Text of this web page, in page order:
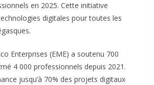
en 2025. Cette initiative
digitales pour toutes les
Enterprises (EME) a soutenu 700
4 000 professionnels depuis 2021.
jusqu’à 70% des projets digitaux